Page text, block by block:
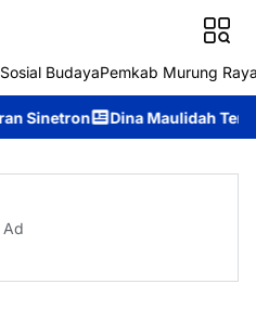
Sosial BudayaPemkab Murung
Dina Maulidah Terpilih
Ad